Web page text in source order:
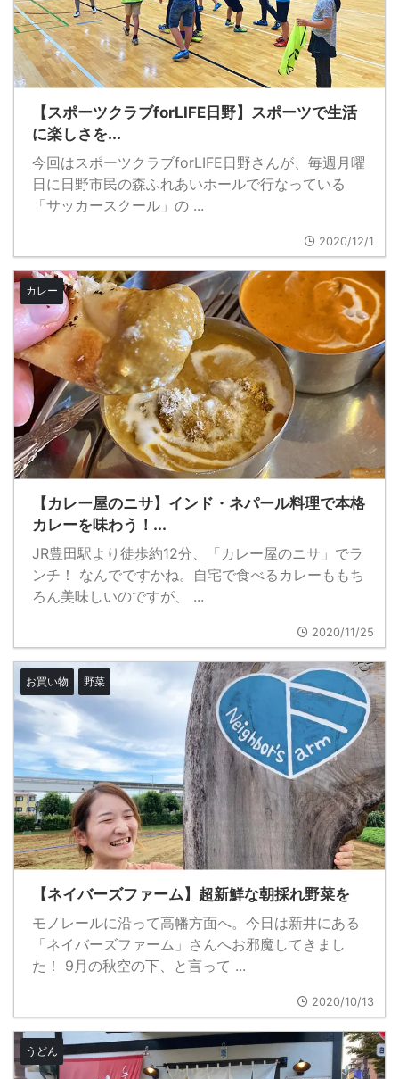
【スポーツクラブforLIFE日野】スポーツで生活
に楽しさを...
今回はスポーツクラブforLIFE日野さんが、毎週月曜
日に日野市民の森ふれあいホールで行なっている
「サッカースクール」の ...
2020/12/1
カレー
【カレー屋のニサ】インド・ネパール料理で本格
カレーを味わう！...
JR豊田駅より徒歩約12分、「カレー屋のニサ」でラ
ンチ！ なんでですかね。自宅で食べるカレーももち
ろん美味しいのですが、 ...
2020/11/25
お買い物 野菜
【ネイバーズファーム】超新鮮な朝採れ野菜を
モノレールに沿って高幡方面へ。今日は新井にある
「ネイバーズファーム」さんへお邪魔してきまし
た！ 9月の秋空の下、と言って ...
2020/10/13
うどん